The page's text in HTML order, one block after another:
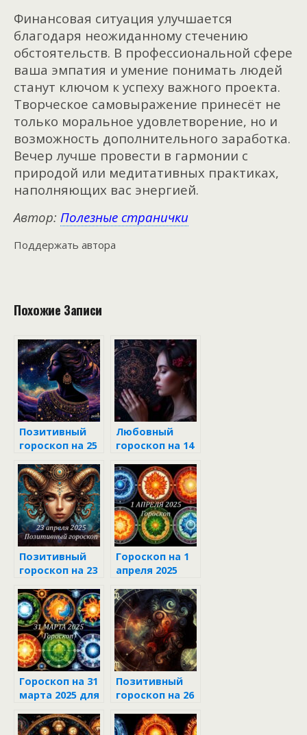
Финансовая ситуация улучшается
благодаря неожиданному стечению
обстоятельств. В профессиональной сфере
ваша эмпатия и умение понимать людей
станут ключом к успеху важного проекта.
Творческое самовыражение принесёт не
только моральное удовлетворение, но и
возможность дополнительного заработка.
Вечер лучше провести в гармонии с
природой или медитативных практиках,
наполняющих вас энергией.
Автор: Полезные странички
Поддержать автора
Похожие Записи
Позитивный
гороскоп на 25
Любовный
гороскоп на 14
для всех
знаков
Позитивный
гороскоп на 23
Гороскоп на 1
апреля 2025
знаков
зодиака
Гороскоп на 31
марта 2025 для
зодиака
Позитивный
гороскоп на 26